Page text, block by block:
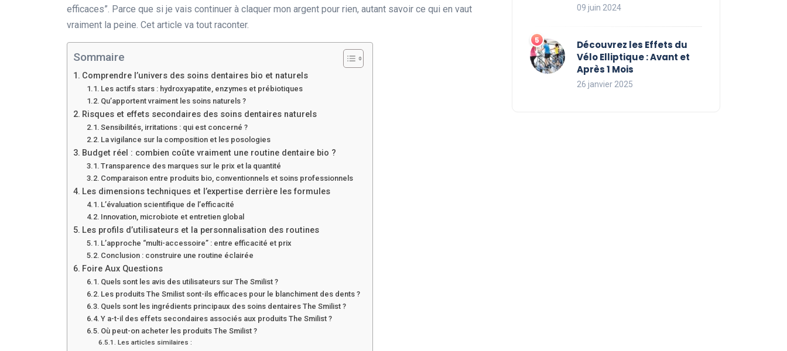
efficaces”. Parce que si je vais continuer à claquer mon argent pour rien, autant savoir ce qui en vaut
vraiment la peine. Cet article va tout raconter.
Sommaire
Comprendre l’univers des soins dentaires bio et naturels
Les actifs stars : hydroxyapatite, enzymes et prébiotiques
Qu’apportent vraiment les soins naturels ?
Risques et effets secondaires des soins dentaires naturels
Sensibilités, irritations : qui est concerné ?
La vigilance sur la composition et les posologies
Budget réel : combien coûte vraiment une routine dentaire bio ?
Transparence des marques sur le prix et la quantité
Comparaison entre produits bio, conventionnels et soins professionnels
Les dimensions techniques et l’expertise derrière les formules
L’évaluation scientifique de l’efficacité
Innovation, microbiote et entretien global
Les profils d’utilisateurs et la personnalisation des routines
L’approche “multi-accessoire” : entre efficacité et prix
Conclusion : construire une routine éclairée
Foire Aux Questions
Quels sont les avis des utilisateurs sur The Smilist ?
Les produits The Smilist sont-ils efficaces pour le blanchiment des dents ?
Quels sont les ingrédients principaux des soins dentaires The Smilist ?
Y a-t-il des effets secondaires associés aux produits The Smilist ?
Où peut-on acheter les produits The Smilist ?
Les articles similaires :
09 juin 2024
Découvrez les Effets du
Vélo Elliptique : Avant et
Après 1 Mois
26 janvier 2025